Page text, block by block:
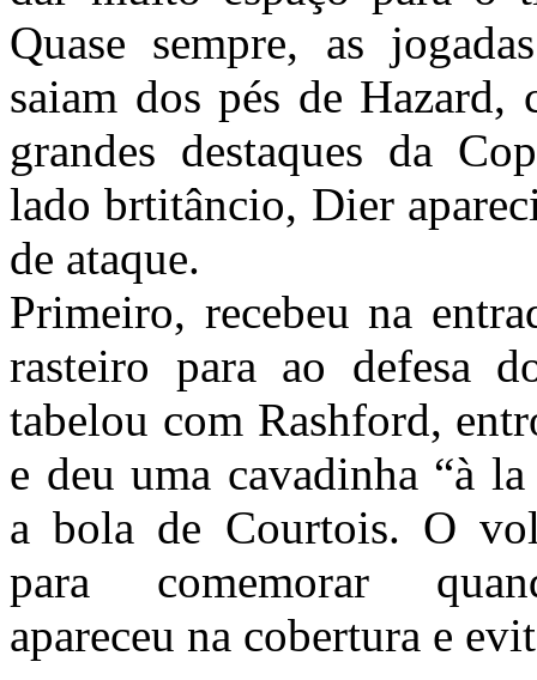
Quase sempre, as
saiam dos pés de Hazard,
grandes destaques da
lado brtitâncio, Dier
de ataque.
Primeiro, recebeu na
rasteiro para ao defesa
tabelou com Rashford,
e deu uma cavadinha “à
a bola de Courtois. O
para comemorar
apareceu na cobertura e